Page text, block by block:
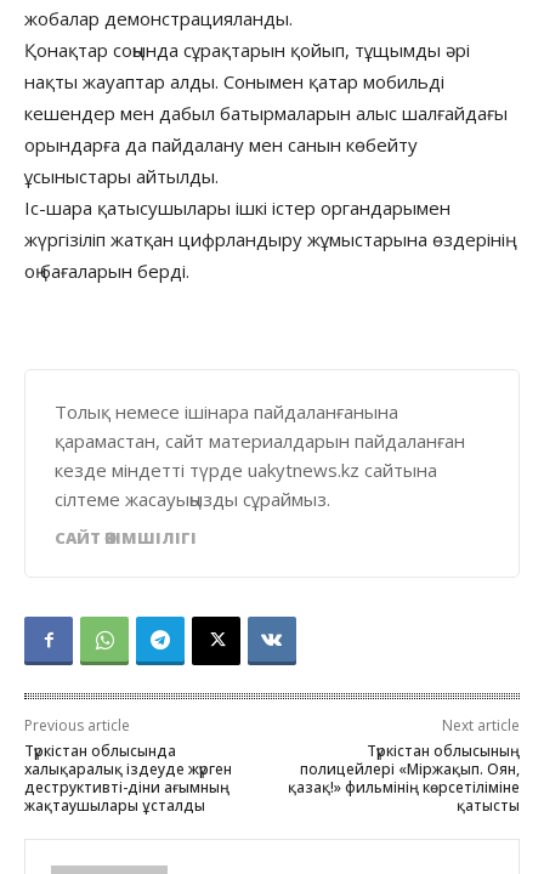
жобалар демонстрацияланды.
Қонақтар соңында сұрақтарын қойып, тұщымды әрі
нақты жауаптар алды. Сонымен қатар мобильді
кешендер мен дабыл батырмаларын алыс шалғайдағы
орындарға да пайдалану мен санын көбейту
ұсыныстары айтылды.
Іс-шара қатысушылары ішкі істер органдарымен
жүргізіліп жатқан цифрландыру жұмыстарына өздерінің
оң бағаларын берді.
Толық немесе ішінара пайдаланғанына
қарамастан, сайт материалдарын пайдаланған
кезде міндетті түрде uakytnews.kz сайтына
сілтеме жасауыңызды сұраймыз.
САЙТ ӘКІМШІЛІГІ
Previous article
Түркістан облысында
халықаралық іздеуде жүрген
деструктивті-діни ағымның
жақтаушылары ұсталды
Next article
Түркістан облысының
полицейлері «Міржақып. Оян,
қазақ!» фильмінің көрсетіліміне
қатысты